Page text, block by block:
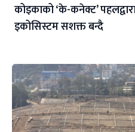
कोइकाको ‘के-कनेक्ट’
इकोसिस्टम सशक्त बन्दै